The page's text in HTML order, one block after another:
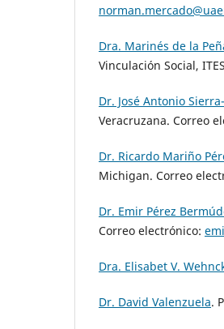
Dra. Marinés de la
Vinculación Social,
Dr. José Antonio
Veracruzana. Correo
Dr. Ricardo Mariño
Michigan. Correo
Dr. Emir Pérez
Correo electrónico:
Dra. Elisabet V.
Dr. David Valenzuela.